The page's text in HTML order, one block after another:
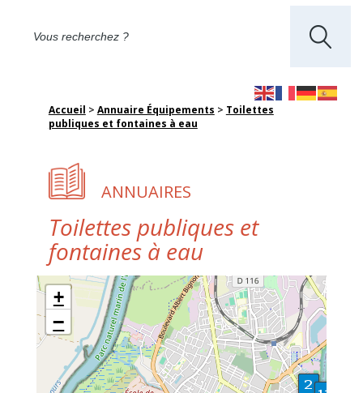
Accueil > Annuaire Équipements > Toilettes
publiques et fontaines à eau
ANNUAIRES
Toilettes publiques et
fontaines à eau
+
−